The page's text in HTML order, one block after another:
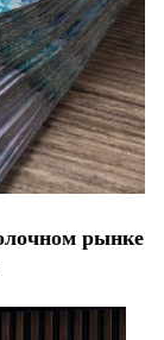
рынке